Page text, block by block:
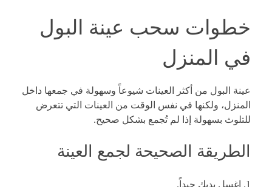
خطوات سحب عينة البول
في المنزل
عينة البول من أكثر العينات شيوعاً وسهولة في جمعها داخل
المنزل، ولكنها في نفس الوقت من العينات التي تتعرض
للتلوث بسهولة إذا لم تُجمع بشكل صحيح.
الطريقة الصحيحة لجمع العينة
اغسل يديك جيداً.